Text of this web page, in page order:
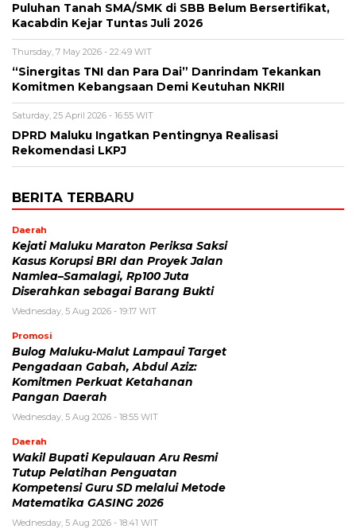
Puluhan Tanah SMA/SMK di SBB Belum Bersertifikat,
Kacabdin Kejar Tuntas Juli 2026
Thursday, 7 May 2026 - 22:49 WIT
“Sinergitas TNI dan Para Dai” Danrindam Tekankan
Komitmen Kebangsaan Demi Keutuhan NKRII ‎
Saturday, 25 April 2026 - 16:55 WIT
DPRD Maluku Ingatkan Pentingnya Realisasi
Rekomendasi LKPJ
BERITA TERBARU
Daerah
Kejati Maluku Maraton Periksa Saksi
Kasus Korupsi BRI dan Proyek Jalan
Namlea–Samalagi, Rp100 Juta
Diserahkan sebagai Barang Bukti
Wednesday, 5 Aug 2026 - 19:17 WIT
Promosi
Bulog Maluku-Malut Lampaui Target
Pengadaan Gabah, Abdul Aziz:
Komitmen Perkuat Ketahanan
Pangan Daerah
Wednesday, 5 Aug 2026 - 18:55 WIT
Daerah
Wakil Bupati Kepulauan Aru Resmi
Tutup Pelatihan Penguatan
Kompetensi Guru SD melalui Metode
Matematika GASING 2026
Wednesday, 5 Aug 2026 - 18:41 WIT